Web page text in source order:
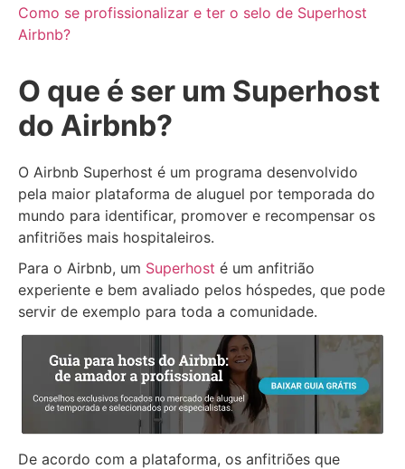
Como se profissionalizar e ter o selo de Superhost
Airbnb?
O que é ser um Superhost
do Airbnb?
O Airbnb Superhost é um programa desenvolvido
pela maior plataforma de aluguel por temporada do
mundo para identificar, promover e recompensar os
anfitriões mais hospitaleiros.
Para o Airbnb, um Superhost é um anfitrião
experiente e bem avaliado pelos hóspedes, que pode
servir de exemplo para toda a comunidade.
De acordo com a plataforma, os anfitriões que